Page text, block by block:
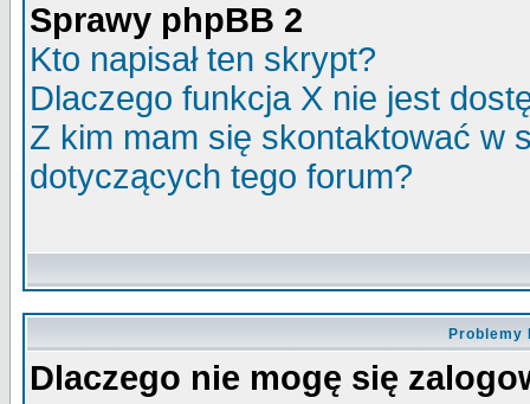
Sprawy phpBB 2
Kto napisał ten skrypt?
Dlaczego funkcja X nie jest
Z kim mam się skontaktować w
dotyczących tego forum?
Problemy
Dlaczego nie mogę się